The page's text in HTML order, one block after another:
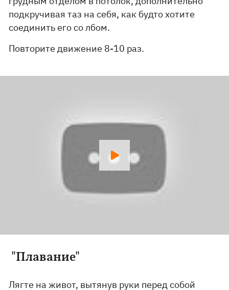
подкручивая таз на себя, как будто хотите
соединить его со лбом.
Повторите движение 8-10 раз.
"Плавание"
Лягте на живот, вытянув руки перед собой